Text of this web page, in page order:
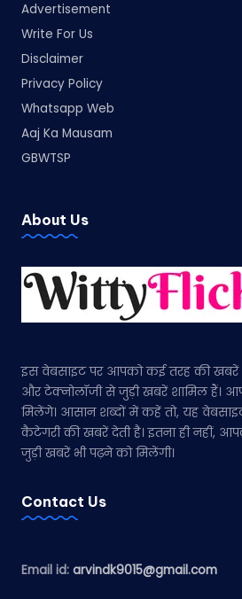
Advertisement
Write For Us
Disclaimer
Privacy Policy
Whatsapp Web
Aaj Ka Mausam
GBWTSP
About Us
इस वेबसाइट पर आपको कई तरह की खबरें
और टेक्नोलॉजी से जुड़ी खबरें शामिल हैं।
मिलेंगे। आसान शब्दों में कहें तो, यह
कैटेगरी की खबरें देती है। इतना ही नहीं,
जुड़ी खबरें भी पढ़ने को मिलेंगी।
Contact Us
Email id: arvindk9015@gmail.com